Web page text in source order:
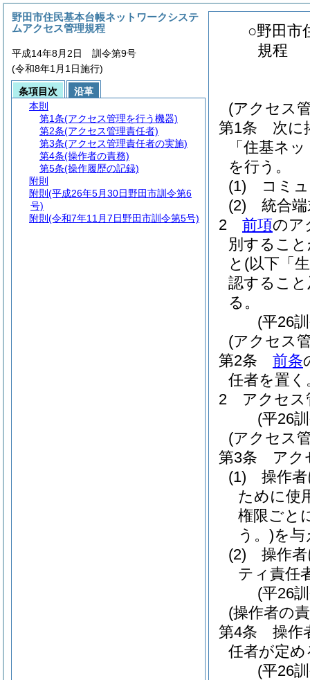
○野田市
規程
(アクセス
第1条
次に
「住基ネ
を行う。
(1)
コミ
(2)
統合
2
前項のア
別するこ
と (以下「
認するこ
る。
(平26
(アクセス
第2条
前条
任者を置く
2
アクセス
(平26
(アクセス
第3条
アク
(1)
操作
ために使
権限ごと
う。)を与
(2)
操作
ティ責任
(平26
(操作者の
第4条
操作
任者が定
(平26
野田市住民基本台帳ネットワークシステ
ムアクセス管理規程
平成14年8月2日 訓令第9号
(令和8年1月1日施行)
条項目次
沿革
本則
第1条(アクセス管理を行う機器)
第2条(アクセス管理責任者)
第3条(アクセス管理責任者の実施)
第4条(操作者の責務)
第5条(操作履歴の記録)
附則
附則 (平成26年5月30日野田市訓令第6
号)
附則 (令和7年11月7日野田市訓令第5号)